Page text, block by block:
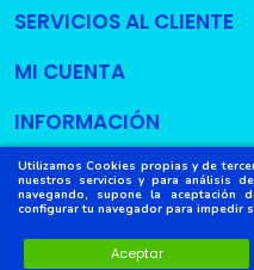
Utilizamos Cookies propias y de
nuestros servicios y para análisis
navegando, supone la aceptación
configurar tu navegador para impedir
Aceptar
SERVICIOS AL CLIENTE
MI CUENTA
INFORMACIÓN
Copyright © 2022Cosas